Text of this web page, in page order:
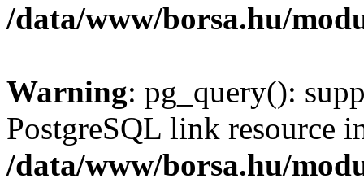
/data/www/borsa.hu/
Warning: pg_query():
PostgreSQL link resource
/data/www/borsa.hu/